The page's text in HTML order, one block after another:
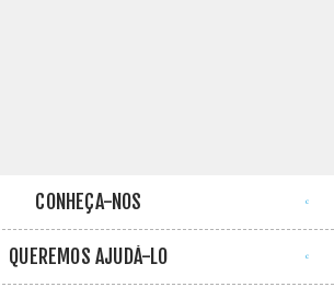
CONHEÇA-NOS
QUEREMOS AJUDÁ-LO